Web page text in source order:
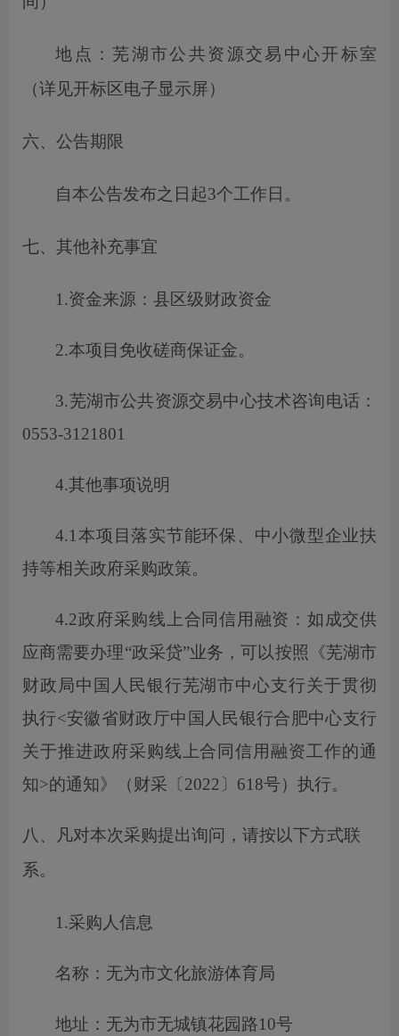
地点：芜湖市公共资源交易中心开标室
（详见开标区电子显示屏）
六、公告期限
自本公告发布之日起3个工作日。
七、其他补充事宜
1.资金来源 ：县区级财政资金
2.本项目免收磋商保证金。
3.芜湖市公共资源交易中心技术咨询电话：
0553-3121801
4.其他事项说明
4.1本项目落实节能环保、中小微型企业扶
持等相关政府采购政策。
4.2政府采购线上合同信用融资：如成交供
应商需要办理“政采贷”业务，可以按照《芜湖市
财政局中国人民银行芜湖市中心支行关于贯彻
执行<安徽省财政厅中国人民银行合肥中心支行
关于推进政府采购线上合同信用融资工作的通
知>的通知》（财采〔2022〕618号）执行。
八、凡对本次采购提出询问，请按以下方式联
系。
1.采购人信息
名称：无为市文化旅游体育局
地址：无为市无城镇花园路10号